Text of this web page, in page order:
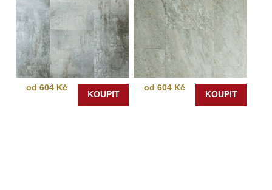
od 604 Kč
KOUPIT
od 604 Kč
KOUPIT